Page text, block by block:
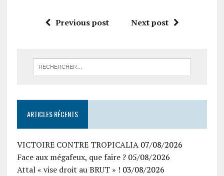
Previous post Next post
ARTICLES RÉCENTS
VICTOIRE CONTRE TROPICALIA 07/08/2026
Face aux mégafeux, que faire ? 05/08/2026
Attal « vise droit au BRUT » ! 03/08/2026